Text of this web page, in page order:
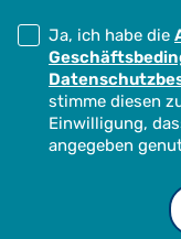
Ja, ich habe die
stimme diesen
Einwilligung,
angegeben